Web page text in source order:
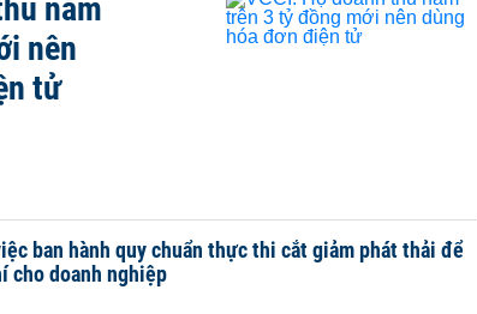
năm
nên
tử
ban hành quy chuẩn thực thi cắt giảm phát thải để
cho doanh nghiệp